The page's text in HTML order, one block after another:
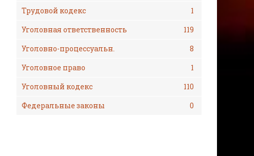
Трудовой кодекс
1
Уголовная ответственность
119
Уголовно-процессуальн.
8
Уголовное право
1
Уголовный кодекс
110
Федеральные законы
0